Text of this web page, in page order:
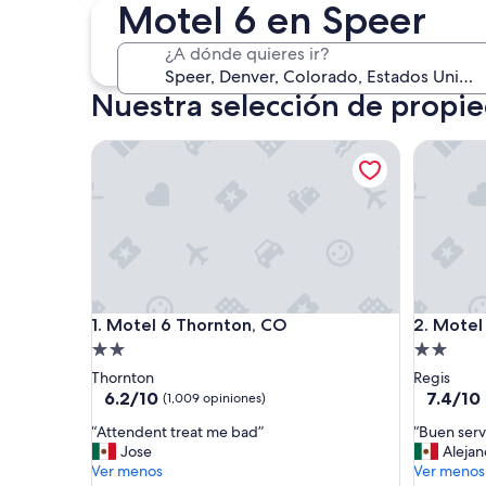
Motel 6 en Speer
¿A dónde quieres ir?
Nuestra selección de
1. Motel 6 Thornton, CO
Motel 6 Thornton, CO
Propiedad
de
2.0
estrellas
Thornton
6.2
10,
(1,009
opiniones)
6.2/10 (1,009 opiniones)
“
t
“Attendent treat me bad”
Jose
Ver menos
Motel 6 Thornton, CO
2. Motel
Motel 6
Propiedad
de
2.0
estrellas
Regis
7.4
10,
Bueno,
(1,415
7.4/10
“
u
“Buen
Ver menos
Motel 6